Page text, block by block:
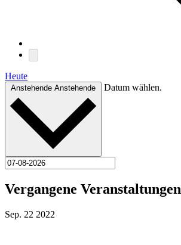
Heute
Anstehende Anstehende Datum wählen.
Vergangene Veranstaltungen
Sep. 22 2022